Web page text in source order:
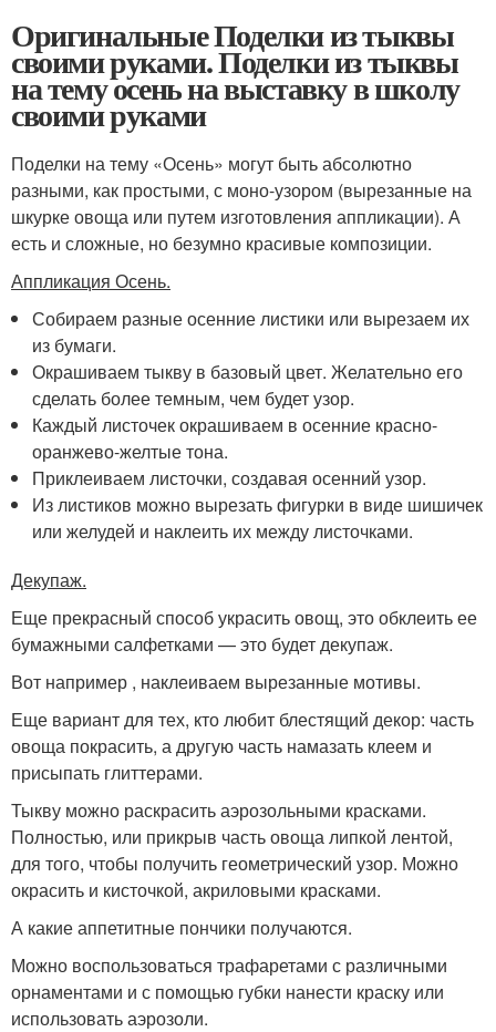
Оригинальные Поделки из тыквы
своими руками. Поделки из тыквы
на тему осень на выставку в школу
своими руками
Поделки на тему «Осень» могут быть абсолютно
разными, как простыми, с моно-узором (вырезанные на
шкурке овоща или путем изготовления аппликации). А
есть и сложные, но безумно красивые композиции.
Аппликация Осень.
Собираем разные осенние листики или вырезаем их
из бумаги.
Окрашиваем тыкву в базовый цвет. Желательно его
сделать более темным, чем будет узор.
Каждый листочек окрашиваем в осенние красно-
оранжево-желтые тона.
Приклеиваем листочки, создавая осенний узор.
Из листиков можно вырезать фигурки в виде шишичек
или желудей и наклеить их между листочками.
Декупаж.
Еще прекрасный способ украсить овощ, это обклеить ее
бумажными салфетками — это будет декупаж.
Вот например , наклеиваем вырезанные мотивы.
Еще вариант для тех, кто любит блестящий декор: часть
овоща покрасить, а другую часть намазать клеем и
присыпать глиттерами.
Тыкву можно раскрасить аэрозольными красками.
Полностью, или прикрыв часть овоща липкой лентой,
для того, чтобы получить геометрический узор. Можно
окрасить и кисточкой, акриловыми красками.
А какие аппетитные пончики получаются.
Можно воспользоваться трафаретами с различными
орнаментами и с помощью губки нанести краску или
использовать аэрозоли.